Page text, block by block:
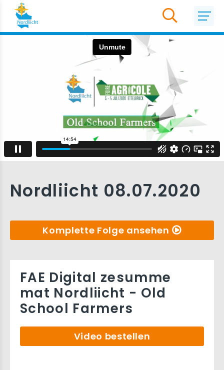
Nordliicht 08.07.2020
Komplette Folge ansehen
FAE Digital zesumme
mat Nordliicht - Old
School Farmers
Video bestellen